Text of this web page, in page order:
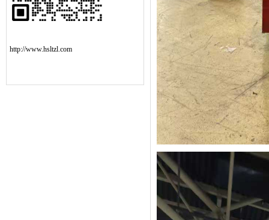
http://www.hsltzl.com